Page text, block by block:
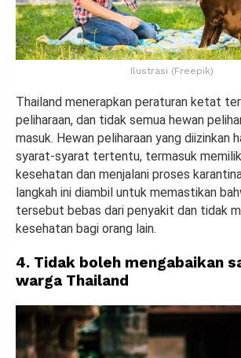
Ilustrasi (Freepik)
Thailand menerapkan peraturan ketat
peliharaan, dan tidak semua hewan
masuk. Hewan peliharaan yang diizinkan
syarat-syarat tertentu, termasuk
kesehatan dan menjalani proses
langkah ini diambil untuk memastikan
tersebut bebas dari penyakit dan tidak
kesehatan bagi orang lain.
4. Tidak boleh mengabaikan
warga Thailand